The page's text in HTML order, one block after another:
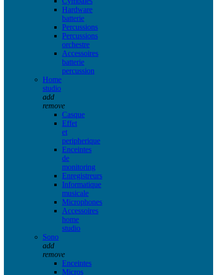
Hardware
batterie
Percussions
Percussions
orchestre
Accessoires
batterie
percussion
Home
studio
add
remove
Casque
Effet
et
peripherique
Enceintes
de
monitoring
Enregistreurs
Informatique
musicale
Microphones
Accessoires
home
studio
Sono
add
remove
Enceintes
Micros